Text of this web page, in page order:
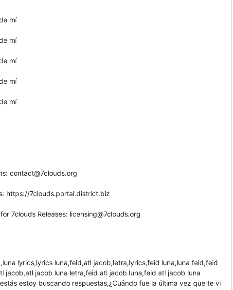
mí
mí
mí
mí
mí
contact@7clouds.org
https://7clouds.portal.district.biz
7clouds Releases: licensing@7clouds.org
lyrics,lyrics luna,feid,atl jacob,letra,lyrics,feid luna,luna feid,feid
jacob,atl jacob luna letra,feid atl jacob luna,feid atl jacob luna
estoy buscando respuestas,¿Cuándo fue la última vez que te vi